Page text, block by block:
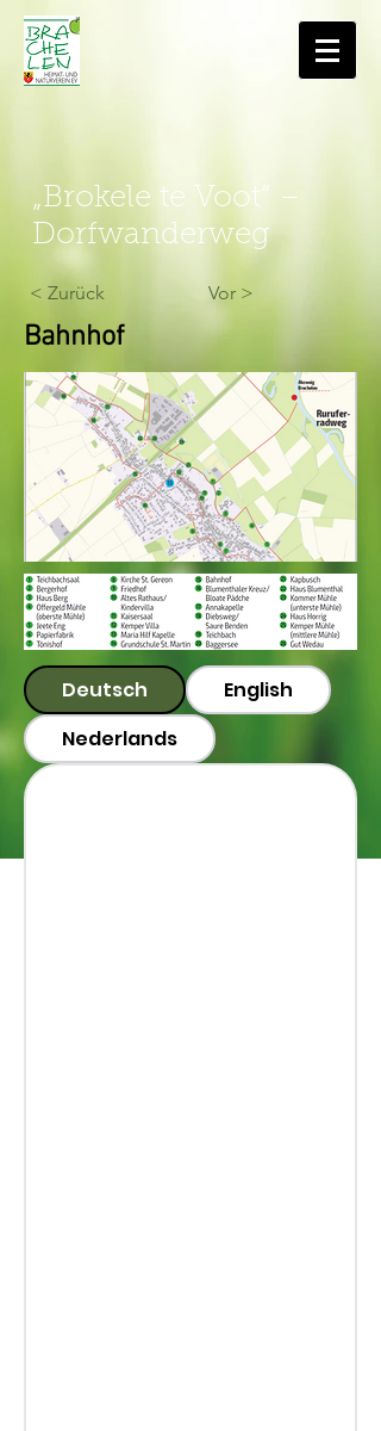
„Brokele te Voot“ –
Dorfwanderweg
< Zurück Vor >
Bahnhof
Deutsch
English
Nederlands